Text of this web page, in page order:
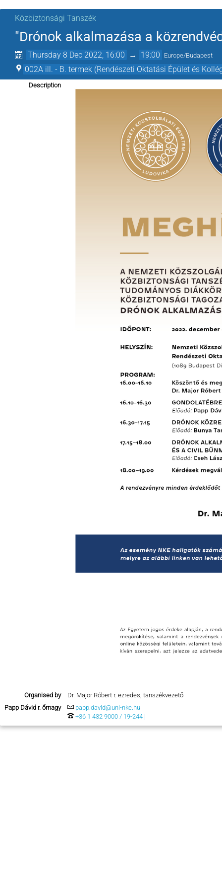
Közbiztonsági Tanszék
"Drónok alkalmazása a
Thursday 8 Dec 2022, 16:00 → 19:00 Europe/Budapest
002A ill. - B. termek (Rendészeti Oktatási Épület és
Description
Organised by
Dr. Major Róbert r. ezredes, tanszékvezető
Papp Dávid r. őrnagy
papp.david@uni-nke.hu
+36 1 432 9000 / 19-244 |